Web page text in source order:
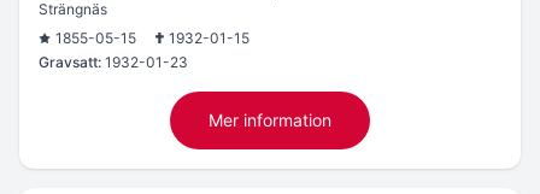
Strängnäs
1855-05-15
1932-01-15
Gravsatt: 1932-01-23
Mer information